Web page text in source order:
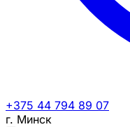
+375 44 794 89 07
г. Минск